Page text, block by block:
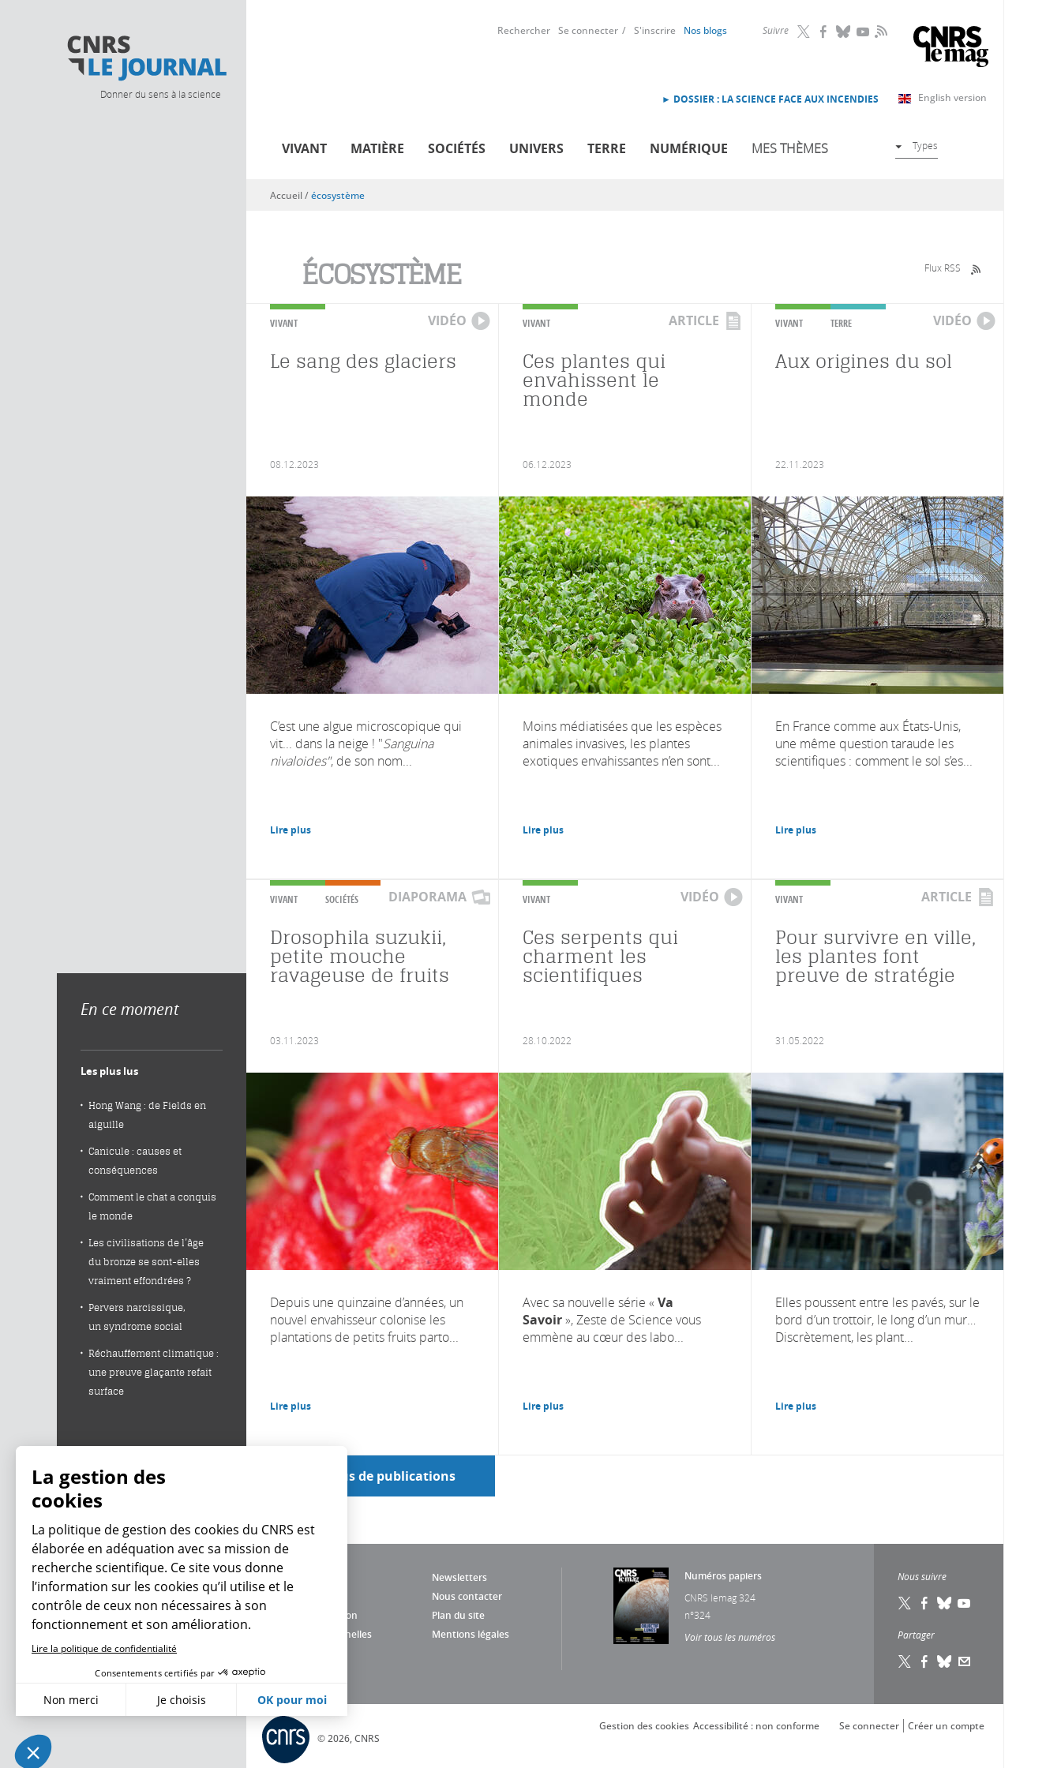
Donner du sens à la science
Suivre RSS
Rechercher Se connecter S'inscrire Nos blogs
English version
► DOSSIER : LA SCIENCE FACE AUX INCENDIES
VIVANT MATIÈRE SOCIÉTÉS UNIVERS TERRE NUMÉRIQUE MES THÈMES Types
Vous êtes ici
Accueil/écosystème
ÉCOSYSTÈME Flux RSS
VIVANT VIDÉO
Le sang des glaciers
08.12.2023
C’est une algue microscopique qui
vit... dans la neige ! "Sanguina
nivaloides", de son nom...
Lire plus
VIVANT ARTICLE
Ces plantes qui
envahissent le
monde
06.12.2023
Moins médiatisées que les espèces
animales invasives, les plantes
exotiques envahissantes n’en sont...
Lire plus
VIVANT TERRE VIDÉO
Aux origines du sol
22.11.2023
En France comme aux États-Unis,
une même question taraude les
scientifiques : comment le sol s’es...
Lire plus
VIVANT SOCIÉTÉS DIAPORAMA
Drosophila suzukii,
petite mouche
ravageuse de fruits
03.11.2023
Depuis une quinzaine d’années, un
nouvel envahisseur colonise les
plantations de petits fruits parto...
Lire plus
VIVANT VIDÉO
Ces serpents qui
charment les
scientifiques
28.10.2022
Avec sa nouvelle série «Va
Savoir», Zeste de Science vous
emmène au cœur des labo...
Lire plus
VIVANT ARTICLE
Pour survivre en ville,
les plantes font
preuve de stratégie
31.05.2022
Elles poussent entre les pavés, sur le
bord d’un trottoir, le long d’un mur…
Discrètement, les plant...
Lire plus
Voir plus de publications
Newsletters
Nous contacter
Charte d'utilisation
Plan du site
Données personnelles
Mentions légales
Numéros papiers
CNRS lemag 324
n°324
Voir tous les numéros
Nous suivre
Partager
© 2026, CNRS
Créer un compte
Se connecter
Accessibilité : non conforme
Gestion des cookies
En ce moment
Les plus lus
Hong Wang : de Fields en
aiguille
Canicule : causes et
conséquences
Comment le chat a conquis
le monde
Les civilisations de l’âge
du bronze se sont-elles
vraiment effondrées ?
Pervers narcissique,
un syndrome social
Réchauffement climatique :
une preuve glaçante refait
surface
La gestion des
cookies
La politique de gestion des cookies du CNRS est
élaborée en adéquation avec sa mission de
recherche scientifique. Ce site vous donne
l’information sur les cookies qu’il utilise et le
contrôle de ceux non nécessaires à son
fonctionnement et son amélioration.
Lire la politique de confidentialité
Consentements certifiés par
Non merci Je choisis OK pour moi
Plateforme de Gestion du Consentement : Personnalisez vos Options
Notre plateforme vous permet d'adapter et de gérer vos paramètres de confidentialité, en garantissant la conformité avec les réglementations. Personnalisez vos préférences pour